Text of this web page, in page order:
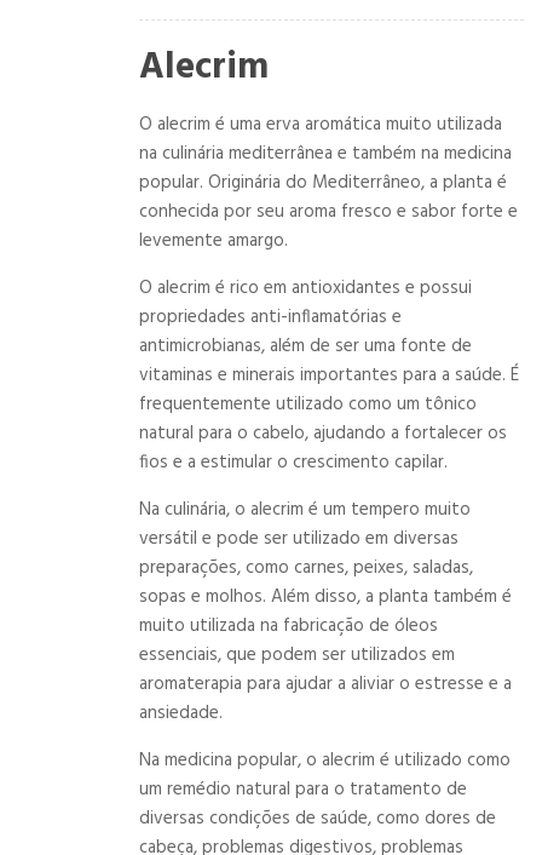
Alecrim
O alecrim é uma erva aromática muito utilizada
na culinária mediterrânea e também na medicina
popular. Originária do Mediterrâneo, a planta é
conhecida por seu aroma fresco e sabor forte e
levemente amargo.
O alecrim é rico em antioxidantes e possui
propriedades anti-inflamatórias e
antimicrobianas, além de ser uma fonte de
vitaminas e minerais importantes para a saúde. É
frequentemente utilizado como um tônico
natural para o cabelo, ajudando a fortalecer os
fios e a estimular o crescimento capilar.
Na culinária, o alecrim é um tempero muito
versátil e pode ser utilizado em diversas
preparações, como carnes, peixes, saladas,
sopas e molhos. Além disso, a planta também é
muito utilizada na fabricação de óleos
essenciais, que podem ser utilizados em
aromaterapia para ajudar a aliviar o estresse e a
ansiedade.
Na medicina popular, o alecrim é utilizado como
um remédio natural para o tratamento de
diversas condições de saúde, como dores de
cabeça, problemas digestivos, problemas